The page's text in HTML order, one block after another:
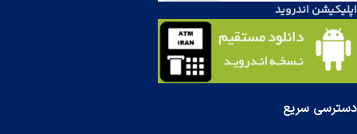
اپلیکیشن اندروید
دسترسی سریع